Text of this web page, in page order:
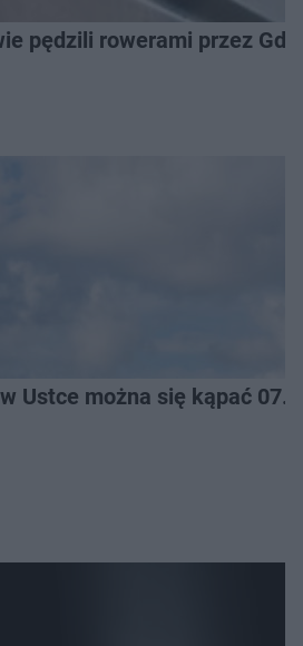
pędzili rowerami przez
Ustce można się kąpać